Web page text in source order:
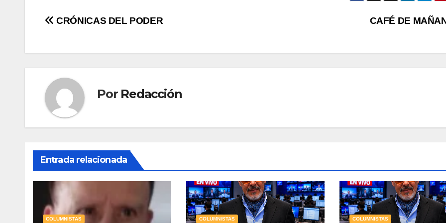
Navegación
CAFÉ DE
CRÓNICAS DEL PODER
Por Redacción
Entrada relacionada
COLUMNISTAS COLUMNISTAS COLUMNISTAS